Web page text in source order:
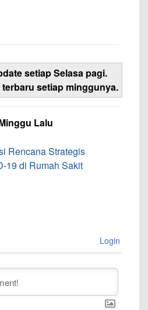
setiap Selasa pagi.
setiap minggunya.
Lalu
Rencana Strategis
19 di Rumah Sakit
Login